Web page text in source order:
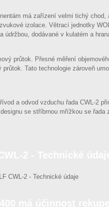
má zařízení velmi tichý
izolace. Větrací jednotky
dodávané v kulatém a
průtok. Přesné měření
Tato technologie zároveň
a odvod vzduchu řada CWL-2
se stříbrnou mřížkou se řada